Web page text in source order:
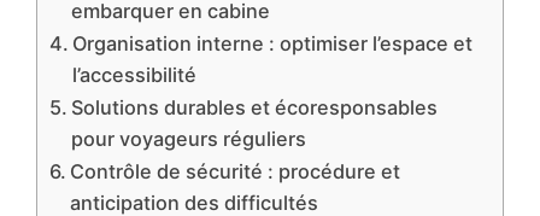
embarquer en cabine
Organisation interne : optimiser l’espace et
l’accessibilité
Solutions durables et écoresponsables
pour voyageurs réguliers
Contrôle de sécurité : procédure et
anticipation des difficultés